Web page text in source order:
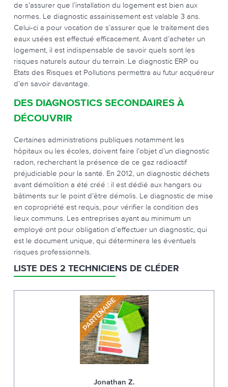
de s’assurer que l’installation du logement est bien aux
normes. Le diagnostic assainissement est valable 3 ans.
Celui-ci a pour vocation de s’assurer que le traitement des
eaux usées est effectué efficacement. Avant d’acheter un
logement, il est indispensable de savoir quels sont les
risques naturels autour du terrain. Le diagnostic ERP ou
Etats des Risques et Pollutions permettra au futur acquéreur
d’en savoir davantage.
DES DIAGNOSTICS SECONDAIRES À
DÉCOUVRIR
Certaines administrations publiques notamment les
hôpitaux ou les écoles, doivent faire l’objet d’un diagnostic
radon, recherchant la présence de ce gaz radioactif
préjudiciable pour la santé. En 2012, un diagnostic déchets
avant démolition a été créé : il est dédié aux hangars ou
bâtiments sur le point d’être démolis. Le diagnostic de mise
en copropriété est requis, pour vérifier la condition des
lieux communs. Les entreprises ayant au minimum un
employé ont pour obligation d’effectuer un diagnostic, qui
est le document unique, qui déterminera les éventuels
risques professionnels.
LISTE DES 2 TECHNICIENS DE CLÉDER
Jonathan Z.